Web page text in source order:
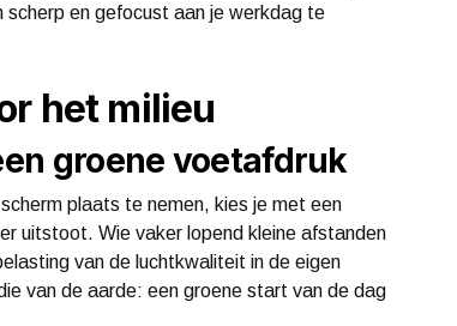
scherp en gefocust aan je werkdag te
het milieu
groene voetafdruk
plaats te nemen, kies je met een
uitstoot. Wie vaker lopend kleine afstanden
van de luchtkwaliteit in de eigen
van de aarde: een groene start van de dag